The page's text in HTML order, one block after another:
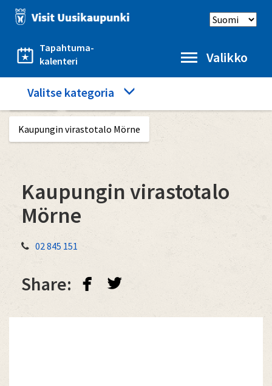
Hyppää
pääsisältöön
Tapahtuma-
kalenteri
Select
Valikko
Category
menu
Valitse kategoria
Etusivu Hyvä tietää
Kaupungin virastotalo Mörne
Kaupungin virastotalo
Mörne
02 845 151
Share: facebook twitterbird